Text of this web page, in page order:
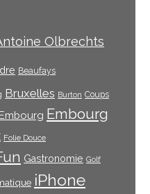
Olbrechts
Beaufays
Bruxelles Burton Coups
Embourg Embourg
Folie Douce
Gastronomie Golf
iPhone